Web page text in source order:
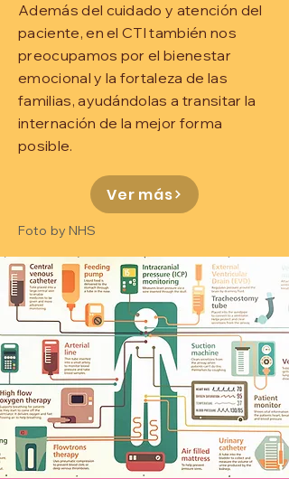
Además del cuidado y atención del
paciente, en el CTI también nos
preocupamos por el bienestar
emocional y la fortaleza de las
familias, ayudándolas a transitar la
internación de la mejor forma
posible.
Ver más
Foto by NHS